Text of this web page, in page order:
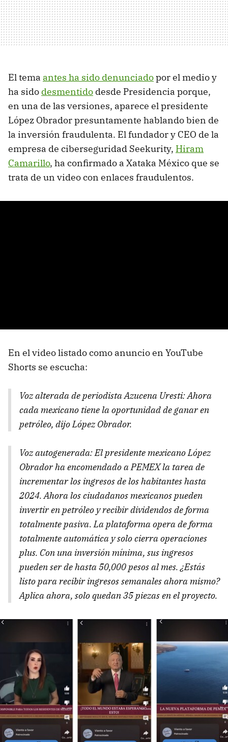
El tema antes ha sido denunciadopor el medio y
ha sido desmentido desde Presidencia porque,
en una de las versiones, aparece el presidente
López Obrador presuntamente hablando bien de
la inversión fraudulenta. El fundador y CEO de la
empresa de ciberseguridad Seekurity, Hiram
Camarillo, ha confirmado a Xataka México que se
trata de un video con enlaces fraudulentos.
En el video listado como anuncio en YouTube
Shorts se escucha:
Voz alterada de periodista Azucena Uresti: Ahora
cada mexicano tiene la oportunidad de ganar en
petróleo, dijo López Obrador.
Voz autogenerada: El presidente mexicano López
Obrador ha encomendado a PEMEX la tarea de
incrementar los ingresos de los habitantes hasta
2024. Ahora los ciudadanos mexicanos pueden
invertir en petróleo y recibir dividendos de forma
totalmente pasiva. La plataforma opera de forma
totalmente automática y solo cierra operaciones
plus. Con una inversión mínima, sus ingresos
pueden ser de hasta 50,000 pesos al mes. ¿Estás
listo para recibir ingresos semanales ahora mismo?
Aplica ahora, solo quedan 35 piezas en el proyecto.